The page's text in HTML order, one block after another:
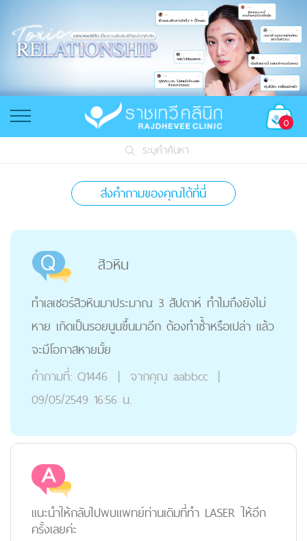
0
ระบุคำค้นหา
ส่งคำถามของคุณได้ที่นี่
สิวหิน
ทำเลเซอร์สิวหินมาประมาณ 3 สัปดาห์ ทำไมถึงยังไม่
หาย เกิดเป็นรอยนูนขึ้นมาอีก ต้องทำซ้ำหรือเปล่า แล้ว
จะมีโอกาสหายมั้ย
คำถามที่: Q1446 | จากคุณ aabbcc |
09/05/2549 16:56 น.
แนะนำให้กลับไปพบแพทย์ท่านเดิมที่ทำ LASER ให้อีก
ครั้งเลยค่ะ